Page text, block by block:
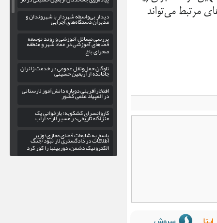
مرتبط می‌تواند
دیدار بی‌واسطه شهردار با شهروندان و
مدیران دستگاه‌های اجرایی
بررسی مسائل آموزشی و روند توسعه
فضاهای آموزشی در عماد شهر و منطقه
صحرای باغ
ناوگان حمل‌ونقل عمومی در خدمت زائران
جامانده از اربعین حسینی
افتخارآفرینی دوباره دانش‌آموز لارستانی
در المپیاد علمی کشور
کاروانسرای کشکویه؛ بازخوانی یک
منزلگاه تاریخی در مسیر لار-داراب
پاسخ به شایعات فضای مجازی؛ وزیر
اطلاعات در دادگستری لار نبود/جنگ
الکترونیک دشمن، دوربینها را کور کرد